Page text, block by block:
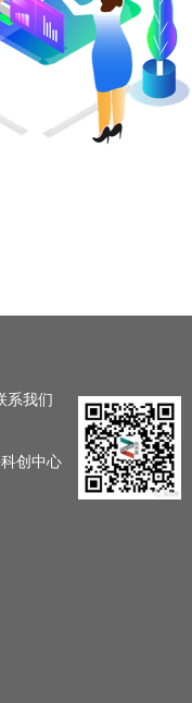
系我们
创中心